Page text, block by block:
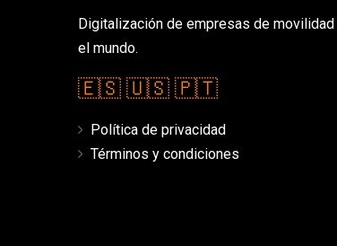
Digitalización de empresas de
el mundo.
🇪🇸 🇺🇸 🇵🇹
Política de privacidad
Términos y condiciones